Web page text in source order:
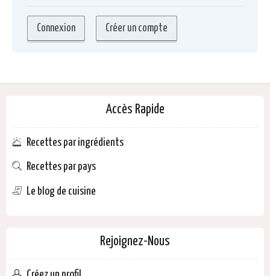
Accès Rapide
Recettes par ingrédients
Recettes par pays
Le blog de cuisine
Rejoignez-Nous